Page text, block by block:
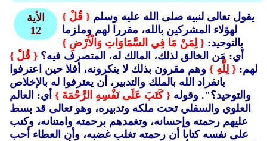
الأية
12
يقول تعالى لنبيه صلى الله عليه وسلم { قُلْ }
لهؤلاء المشركين بالله، مقررا لهم وملزما
بالتوحيد: { لِمَنْ مَا فِي السَّمَاوَاتِ وَالْأَرْضِ }
أي: مَن الخالق لذلك، المالك له، المتصرف فيه؟ { قُلْ }
لهم: { لِلَّهِ } وهم مقرون بذلك لا ينكرونه، أفلا حين اعترفوا
بانفراد الله بالملك والتدبير، أن يعترفوا له بالإخلاص
والتوحيد؟". وقوله { كَتَبَ عَلَى نَفْسِهِ الرَّحْمَةَ } أي: العالم
العلوي والسفلي تحت ملكه وتدبيره، وهو تعالى قد بسط
عليهم رحمته وإحسانه، وتغمدهم برحمته وامتنانه، وكتب
على نفسه كتابا أن رحمته تغلب غضبه، وأن العطاء أحب